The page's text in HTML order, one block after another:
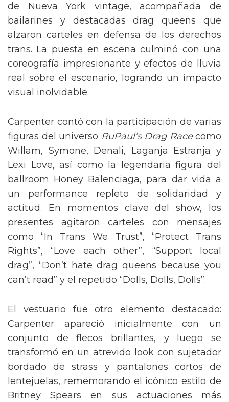
de Nueva York vintage, acompañada de
bailarines y destacadas drag queens que
alzaron carteles en defensa de los derechos
trans. La puesta en escena culminó con una
coreografía impresionante y efectos de lluvia
real sobre el escenario, logrando un impacto
visual inolvidable.
Carpenter contó con la participación de varias
figuras del universo RuPaul’s Drag Racecomo
Willam, Symone, Denali, Laganja Estranja y
Lexi Love, así como la legendaria figura del
ballroom Honey Balenciaga, para dar vida a
un performance repleto de solidaridad y
actitud. En momentos clave del show, los
presentes agitaron carteles con mensajes
como “In Trans We Trust”, “Protect Trans
Rights”, “Love each other”, “Support local
drag”, “Don’t hate drag queens because you
can’t read” y el repetido “Dolls, Dolls, Dolls”.
El vestuario fue otro elemento destacado:
Carpenter apareció inicialmente con un
conjunto de flecos brillantes, y luego se
transformó en un atrevido look con sujetador
bordado de strass y pantalones cortos de
lentejuelas, rememorando el icónico estilo de
Britney Spears en sus actuaciones más